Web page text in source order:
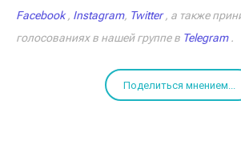
Facebook, Instagram, Twitter, а также
голосованиях в нашей группе в Telegram.
Поделиться мнением...